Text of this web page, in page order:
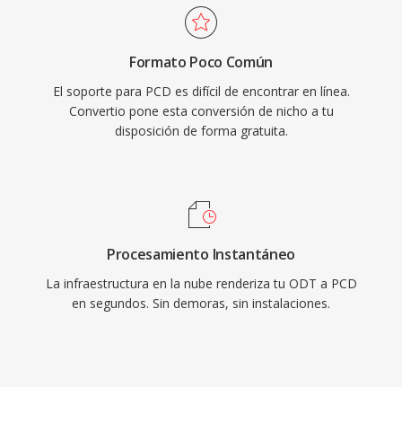
Formato Poco Común
El soporte para PCD es difícil de encontrar en línea.
Convertio pone esta conversión de nicho a tu
disposición de forma gratuita.
Procesamiento Instantáneo
La infraestructura en la nube renderiza tu ODT a PCD
en segundos. Sin demoras, sin instalaciones.